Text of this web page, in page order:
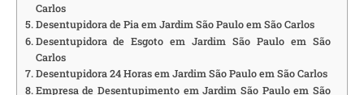
Carlos
Desentupidora de Pia em Jardim São Paulo em São Carlos
Desentupidora de Esgoto em Jardim São Paulo em São
Carlos
Desentupidora 24 Horas em Jardim São Paulo em São Carlos
Empresa de Desentupimento em Jardim São Paulo em São